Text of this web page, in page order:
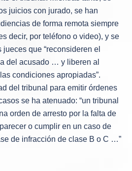
juicios con jurado, se han
de forma remota siempre
decir, por teléfono o video), y se
jueces que “reconsideren el
del acusado … y liberen al
condiciones apropiadas”.
del tribunal para emitir órdenes
se ha atenuado: “un tribunal
orden de arresto por la falta de
o cumplir en un caso de
de infracción de clase B o C …”